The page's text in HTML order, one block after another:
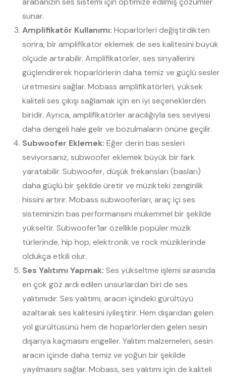
sunar.
Amplifikatör Kullanımı: Hoparlörleri değiştirdikten
sonra, bir amplifikatör eklemek de ses kalitesini büyük
ölçüde artırabilir. Amplifikatörler, ses sinyallerini
güçlendirerek hoparlörlerin daha temiz ve güçlü sesler
üretmesini sağlar. Mobass amplifikatörleri, yüksek
kaliteli ses çıkışı sağlamak için en iyi seçeneklerden
biridir. Ayrıca, amplifikatörler aracılığıyla ses seviyesi
daha dengeli hale gelir ve bozulmaların önüne geçilir.
Subwoofer Eklemek: Eğer derin bas sesleri
seviyorsanız, subwoofer eklemek büyük bir fark
yaratabilir. Subwoofer, düşük frekansları (basları)
daha güçlü bir şekilde üretir ve müzikteki zenginlik
hissini artırır. Mobass subwooferları, araç içi ses
sisteminizin bas performansını mükemmel bir şekilde
yükseltir. Subwoofer’lar özellikle popüler müzik
türlerinde, hip hop, elektronik ve rock müziklerinde
oldukça etkili olur.
Ses Yalıtımı Yapmak: Ses yükseltme işlemi sırasında
en çok göz ardı edilen unsurlardan biri de ses
yalıtımıdır. Ses yalıtımı, aracın içindeki gürültüyü
azaltarak ses kalitesini iyileştirir. Hem dışarıdan gelen
yol gürültüsünü hem de hoparlörlerden gelen sesin
dışarıya kaçmasını engeller. Yalıtım malzemeleri, sesin
aracın içinde daha temiz ve yoğun bir şekilde
yayılmasını sağlar. Mobass, ses yalıtımı için de kaliteli